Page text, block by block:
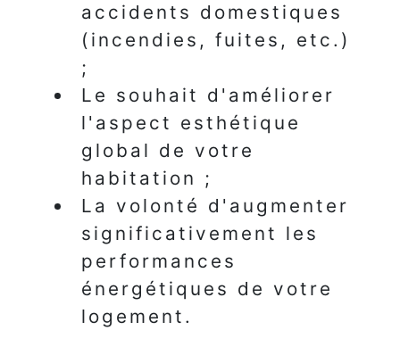
accidents domestiques
(incendies, fuites, etc.)
;
Le souhait d'améliorer
l'aspect esthétique
global de votre
habitation ;
La volonté d'augmenter
significativement les
performances
énergétiques de votre
logement.